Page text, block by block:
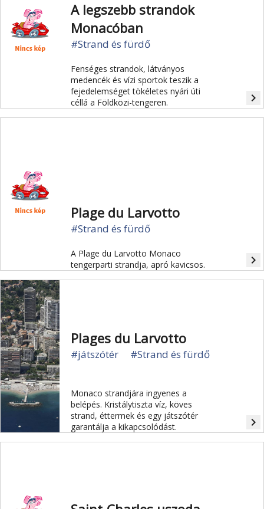
A legszebb strandok
Monacóban
#Strand és fürdő
Fenséges strandok, látványos
medencék és vízi sportok teszik a
fejedelemséget tökéletes nyári úti
céllá a Földközi-tengeren.
navigate_next
Plage du Larvotto
#Strand és fürdő
A Plage du Larvotto Monaco
tengerparti strandja, apró kavicsos.
navigate_next
Plages du Larvotto
#játszótér #Strand és fürdő
Monaco strandjára ingyenes a
belépés. Kristálytiszta víz, köves
strand, éttermek és egy játszótér
garantálja a kikapcsolódást.
navigate_next